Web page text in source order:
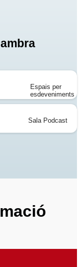
Espais per
esdeveniments
Sala Podcast